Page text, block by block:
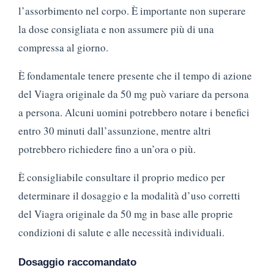
l’assorbimento nel corpo. È importante non superare
la dose consigliata e non assumere più di una
compressa al giorno.
È fondamentale tenere presente che il tempo di azione
del Viagra originale da 50 mg può variare da persona
a persona. Alcuni uomini potrebbero notare i benefici
entro 30 minuti dall’assunzione, mentre altri
potrebbero richiedere fino a un’ora o più.
È consigliabile consultare il proprio medico per
determinare il dosaggio e la modalità d’uso corretti
del Viagra originale da 50 mg in base alle proprie
condizioni di salute e alle necessità individuali.
Dosaggio raccomandato